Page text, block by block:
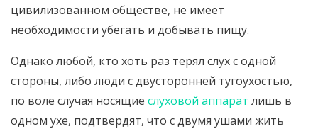
цивилизованном обществе, не имеет
необходимости убегать и добывать пищу.
Однако любой, кто хоть раз терял слух с одной
стороны, либо люди с двусторонней тугоухостью,
по воле случая носящие слуховой аппарат лишь в
одном ухе, подтвердят, что с двумя ушами жить